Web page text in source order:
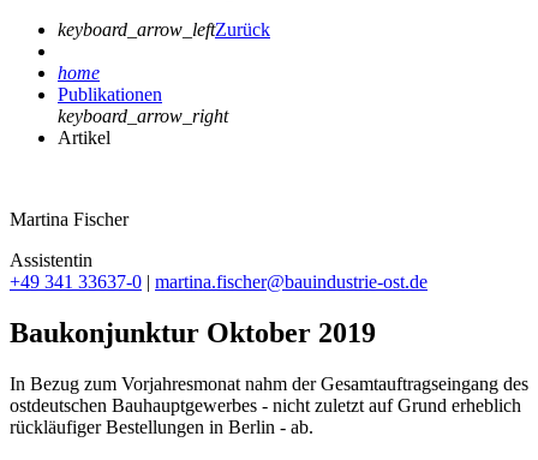
keyboard_arrow_leftZurück
home
Publikationen
keyboard_arrow_right
Artikel
Martina Fischer
Assistentin
+49 341 33637-0 | martina.fischer@bauindustrie-ost.de
Baukonjunktur Oktober 2019
In Bezug zum Vorjahresmonat nahm der Gesamtauftragseingang des
ostdeutschen Bauhauptgewerbes - nicht zuletzt auf Grund erheblich
rückläufiger Bestellungen in Berlin - ab.